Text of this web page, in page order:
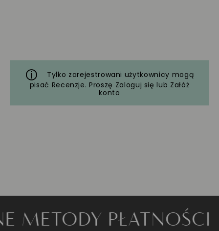
Tylko zarejestrowani użytkownicy mogą
pisać Recenzje. Proszę Zaloguj się lub Załóż
konto
PŁATNOŚCI